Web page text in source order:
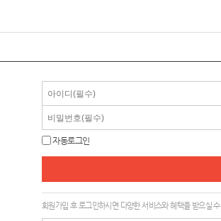
자동로그인
회원가입 후 로그인하시면 다양한 서비스와 혜택을 받으실 수